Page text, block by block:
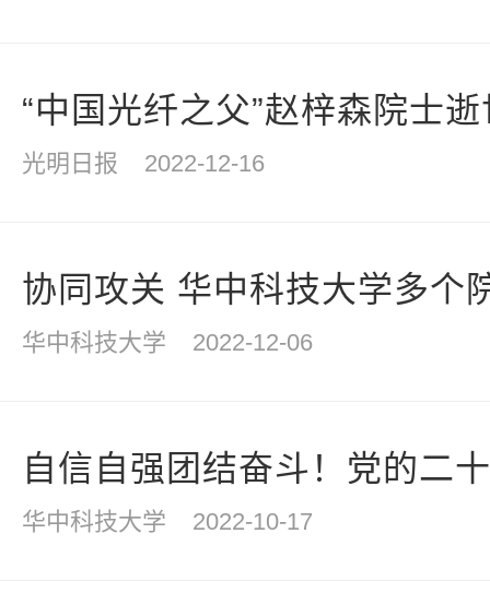
“中国光纤之父”赵梓森院士逝
光明日报 2022-12-16
协同攻关 华中科技大学多个
华中科技大学 2022-12-06
自信自强团结奋斗！党的二
华中科技大学 2022-10-17